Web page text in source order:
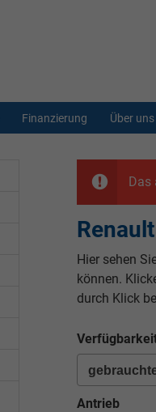
Finanzierung Über uns
Das
Hier sehen
können.
durch Klick
Antrieb